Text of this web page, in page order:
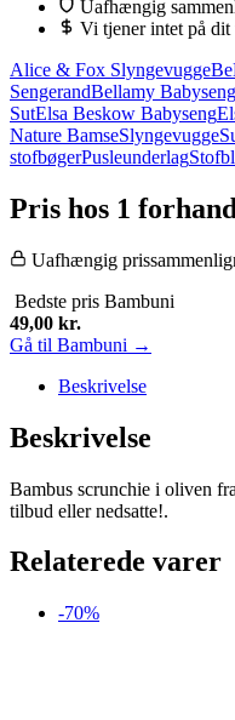
Uafhængig
Vi tjener intet på
Alice & Fox Slyngevugge
SengerandBellamy Babyseng
SutElsa Beskow Babyseng
Nature BamseSlyngevugge
stofbøgerPusleunderlag
Pris hos 1
Uafhængig
Bedste pris Bambuni
49,00 kr.
Gå til Bambuni →
Beskrivelse
Beskrivelse
Bambus scrunchie i oliven
tilbud eller nedsatte!.
Relaterede varer
-70%